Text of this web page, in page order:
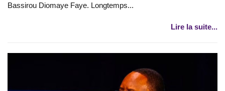
Bassirou Diomaye Faye. Longtemps...
Lire la suite...